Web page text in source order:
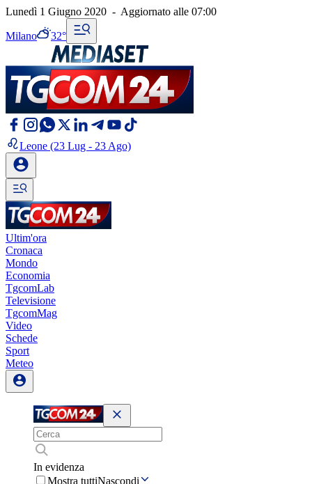
Lunedì 1 Giugno 2020 - Aggiornato alle 07:00
Milano 32°
Leone (23 Lug - 23 Ago)
Ultim'ora
Cronaca
Mondo
Economia
TgcomLab
Televisione
TgcomMag
Video
Schede
Sport
Meteo
In evidenza
Mostra tuttiNascondi